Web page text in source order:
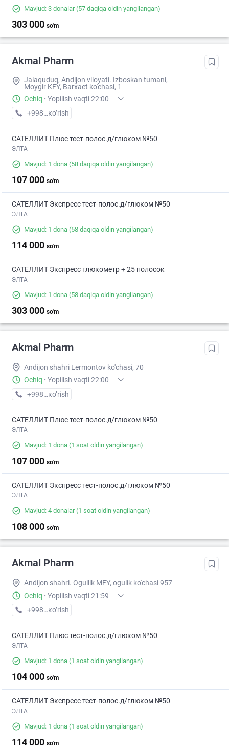
Mavjud: 3 donalar(57 daqiqa oldin yangilangan)
303 000 so'm
Akmal Pharm
Jalaquduq, Andijon viloyati. Izboskan tumani,
Moygir KFY, Barxaet ko'chasi, 1
Ochiq · Yopilish vaqti 22:00
+998 (90) XXX-XX-XX
кo’rish
САТЕЛЛИТ Плюс тест-полос.д/глюком №50
ЭЛТА
Mavjud: 1 dona (58 daqiqa oldin yangilangan)
107 000 so'm
САТЕЛЛИТ Экспресс тест-полос.д/глюком №50
ЭЛТА
Mavjud: 1 dona (58 daqiqa oldin yangilangan)
114 000 so'm
САТЕЛЛИТ Экспресс глюкометр + 25 полосок
ЭЛТА
Mavjud: 1 dona (58 daqiqa oldin yangilangan)
303 000 so'm
Akmal Pharm
Andijon shahri Lermontov ko'chasi, 70
Ochiq · Yopilish vaqti 22:00
+998 (90) XXX-XX-XX
кo’rish
САТЕЛЛИТ Плюс тест-полос.д/глюком №50
ЭЛТА
Mavjud: 1 dona (1 soat oldin yangilangan)
107 000 so'm
САТЕЛЛИТ Экспресс тест-полос.д/глюком №50
ЭЛТА
Mavjud: 4 donalar(1 soat oldin yangilangan)
108 000 so'm
Akmal Pharm
Andijon shahri. Ogullik MFY, ogulik ko'chasi 957
Ochiq · Yopilish vaqti 21:59
+998 (91) XXX-XX-XX
кo’rish
САТЕЛЛИТ Плюс тест-полос.д/глюком №50
ЭЛТА
Mavjud: 1 dona (1 soat oldin yangilangan)
104 000 so'm
САТЕЛЛИТ Экспресс тест-полос.д/глюком №50
ЭЛТА
Mavjud: 1 dona (1 soat oldin yangilangan)
114 000 so'm